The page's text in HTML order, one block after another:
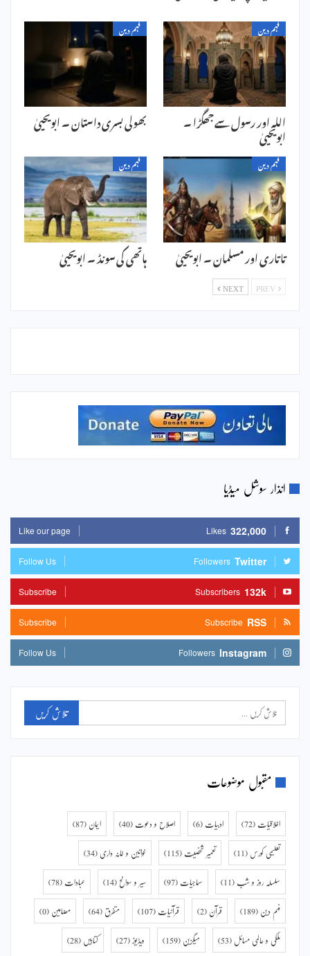
فہم دین
اللہ اور رسول سے جھگڑا ۔
ابویحییٰ
فہم دین
بھولی بسری داستان ۔ ابویحییٰ
فہم دین
تاتاری اور مسلمان ۔ ابویحییٰ
فہم دین
ہاتھی کی سونڈ ۔ ابویحییٰ
NEXT
انذار سوشل میڈیا
322,000
Likes
Like our page
Twitter
Followers
Follow Us
132k
Subscribers
Subscribe
RSS
Subscribe
Subscribe
Instagram
Followers
Follow Us
مقبول موضوعات
اخلاقیات (72) ادبیات (6) اصلاح و دعوت (40) ایمان (87)
تعلیمی کورس (11) تعمیر شخصیت (115) خواتین و خانہ داری (34)
سلسلہ روز و شب (11) سماجیات (97) سیر و سوانح (14) عبادات (78)
فہم دین (189) قرآن (2) قرآنیات (107) متفرق (64) مضامین (0)
ملکی و عالمی مسائل (53) میگزین (159) ویڈیوز (27) کتابیں (28)